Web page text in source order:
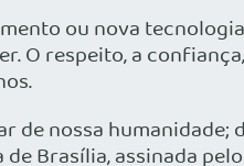
ou nova
O respeito, a
de nossa
Brasília, assinada